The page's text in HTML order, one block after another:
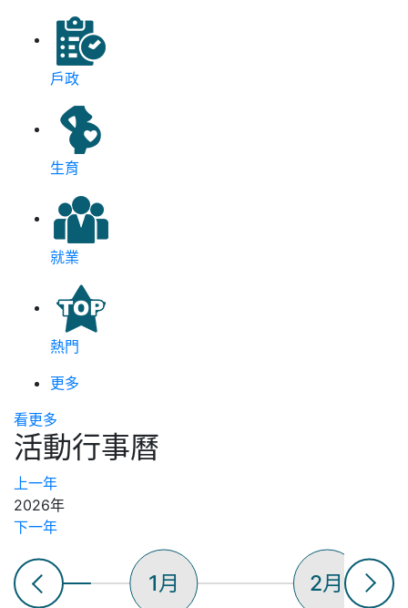
戶政
生育
就業
熱門
更多
看更多
活動行事曆
上一年
2026年
下一年
1月 2月